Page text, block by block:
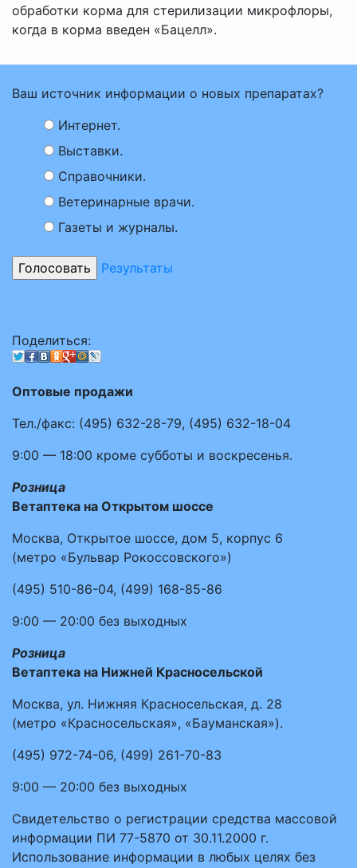
обработки корма для стерилизации микрофлоры,
когда в корма введен «Бацелл».
Ваш источник информации о новых препаратах?
Интернет.
Выставки.
Справочники.
Ветеринарные врачи.
Газеты и журналы.
Результаты
Поделиться:
Оптовые продажи
Тел./факс: (495) 632-28-79, (495) 632-18-04
9:00 — 18:00 кроме субботы и воскресенья.
Розница
Ветаптека на Открытом шоссе
Москва, Открытое шоссе, дом 5, корпус 6
(метро «Бульвар Рокоссовского»)
(495) 510-86-04, (499) 168-85-86
9:00 — 20:00 без выходных
Розница
Ветаптека на Нижней Красносельской
Москва, ул. Нижняя Красносельская, д. 28
(метро «Красносельская», «Бауманская»).
(495) 972-74-06, (499) 261-70-83
9:00 — 20:00 без выходных
Свидетельство о регистрации средства массовой
информации ПИ 77-5870 от 30.11.2000 г.
Использование информации в любых целях без